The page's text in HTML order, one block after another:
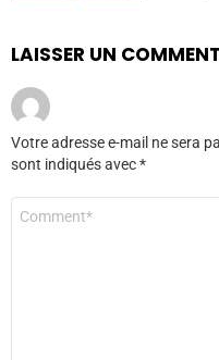
LAISSER UN
Votre adresse e-mail ne sera
sont indiqués avec*
Commentaire